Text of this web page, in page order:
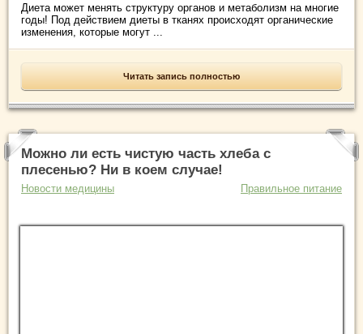
Диета может менять структуру органов и метаболизм на многие
годы! Под действием диеты в тканях происходят органические
изменения, которые могут ...
Читать запись полностью
Можно ли есть чистую часть хлеба с
плесенью? Ни в коем случае!
Новости медицины Правильное питание